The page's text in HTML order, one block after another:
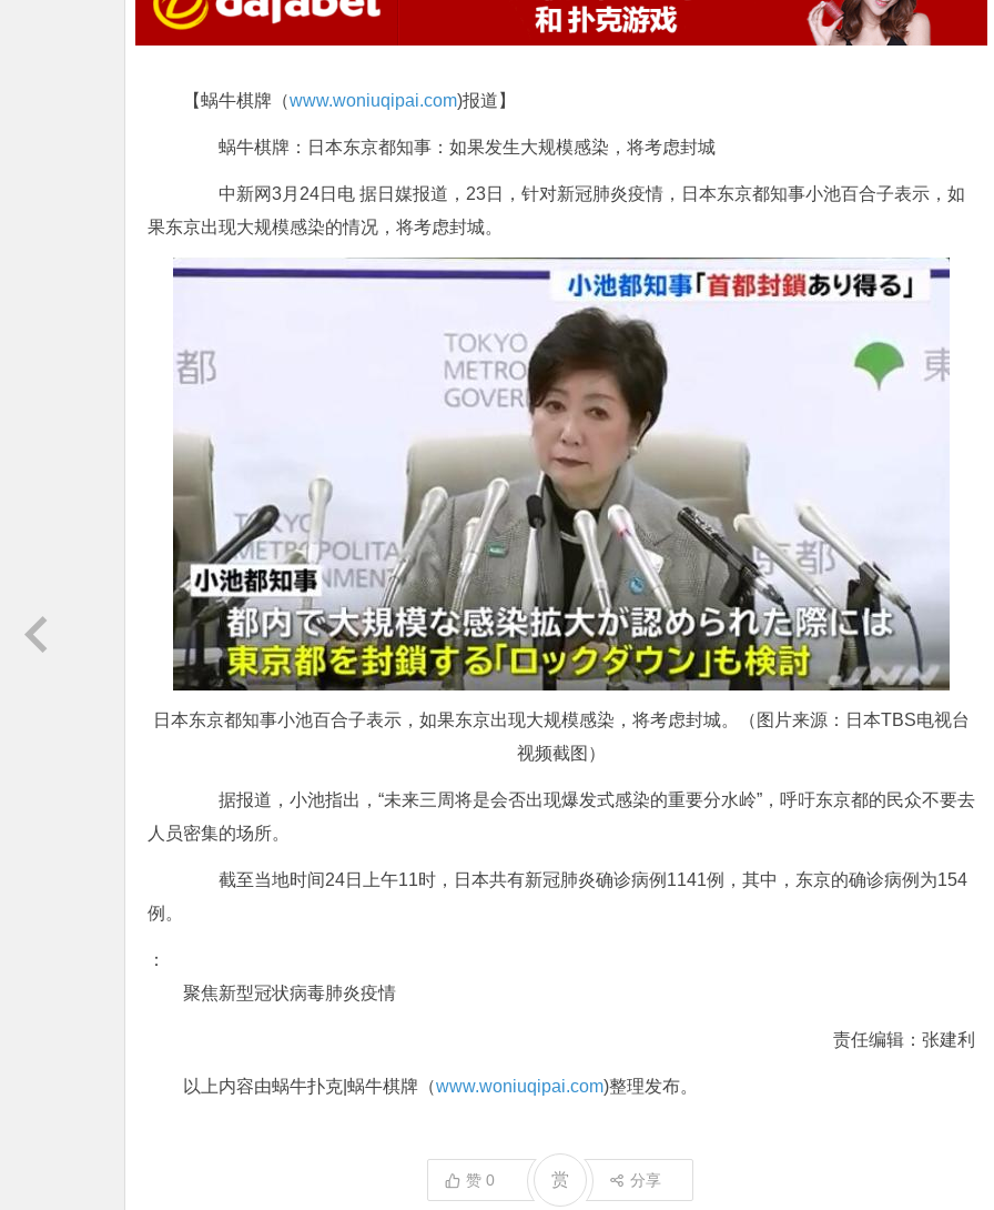
【蜗牛棋牌（www.woniuqipai.com)报道】
蜗牛棋牌：日本东京都知事：如果发生大规模感染，将考虑封城
中新网3月24日电 据日媒报道，23日，针对新冠肺炎疫情，日本东京都知事小池百合子表示，如
果东京出现大规模感染的情况，将考虑封城。
日本东京都知事小池百合子表示，如果东京出现大规模感染，将考虑封城。（图片来源：日本TBS电视台
视频截图）
据报道，小池指出，“未来三周将是会否出现爆发式感染的重要分水岭”，呼吁东京都的民众不要去
人员密集的场所。
截至当地时间24日上午11时，日本共有新冠肺炎确诊病例1141例，其中，东京的确诊病例为154
例。
：
聚焦新型冠状病毒肺炎疫情
责任编辑：张建利
以上内容由蜗牛扑克|蜗牛棋牌（www.woniuqipai.com)整理发布。
赞 0 赏 分享